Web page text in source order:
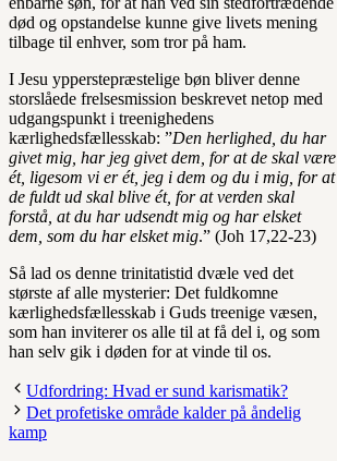
død og opstandelse kunne give livets mening
tilbage til enhver, som tror på ham.
I Jesu ypperstepræstelige bøn bliver denne
storslåede frelsesmission beskrevet netop med
udgangspunkt i treenighedens
kærlighedsfællesskab: ”Den herlighed, du har
givet mig, har jeg givet dem, for at de skal være
ét, ligesom vi er ét, jeg i dem og du i mig, for at
de fuldt ud skal blive ét, for at verden skal
forstå, at du har udsendt mig og har elsket
dem, som du har elsket mig.” (Joh 17,22-23)
Så lad os denne trinitatistid dvæle ved det
største af alle mysterier: Det fuldkomne
kærlighedsfællesskab i Guds treenige væsen,
som han inviterer os alle til at få del i, og som
han selv gik i døden for at vinde til os.
Udfordring: Hvad er sund karismatik?
Det profetiske område kalder på åndelig
kamp